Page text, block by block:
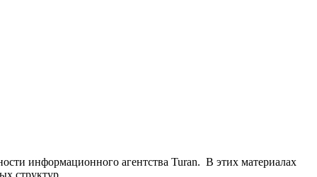
информационного агентства Turan. В этих материалах
структур.